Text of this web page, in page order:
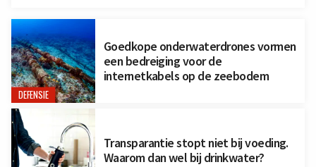
DEFENSIE
Goedkope onderwaterdrones vormen
een bedreiging voor de
internetkabels op de zeebodem
Transparantie stopt niet bij voeding.
Waarom dan wel bij drinkwater?